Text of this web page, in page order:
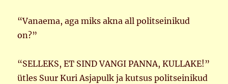
“Vanaema, aga miks akna all politseinikud
on?”
“SELLEKS, ET SIND VANGI PANNA, KULLAKE!”
ütles Suur Kuri Asjapulk ja kutsus politseinikud